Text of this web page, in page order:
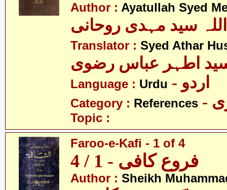
Author : Ayatullah Syed
سید مہدی روحانی
Translator : Syed Athar
اطہر عباس رضوی
Language : Urdu - اردو
Category : References
Topic :
Faroo-e-Kafi - 1 of 4
فروع کافی - 1 / 4
Author : Sheikh